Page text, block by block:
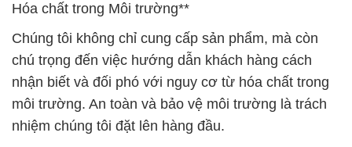
Hóa chất trong Môi trường**
Chúng tôi không chỉ cung cấp sản phẩm, mà còn
chú trọng đến việc hướng dẫn khách hàng cách
nhận biết và đối phó với nguy cơ từ hóa chất trong
môi trường. An toàn và bảo vệ môi trường là trách
nhiệm chúng tôi đặt lên hàng đầu.